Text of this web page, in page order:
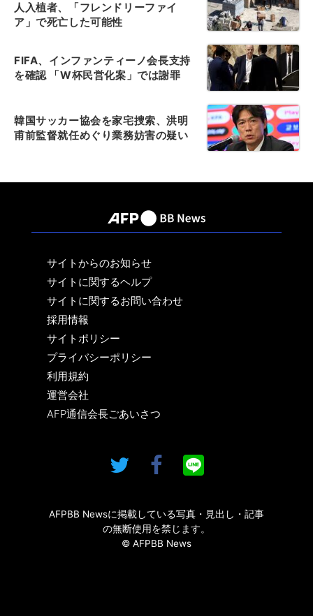
人入植者、「フレンドリーファイ
ア」で死亡した可能性
FIFA、インファンティーノ会長支持
を確認 「W杯民営化案」では謝罪
韓国サッカー協会を家宅捜索、洪明
甫前監督就任めぐり業務妨害の疑い
サイトからのお知らせ
サイトに関するヘルプ
サイトに関するお問い合わせ
採用情報
サイトポリシー
プライバシーポリシー
利用規約
運営会社
AFP通信会長ごあいさつ
AFPBB Newsに掲載している写真・見出し・記事
の無断使用を禁じます。
© AFPBB News